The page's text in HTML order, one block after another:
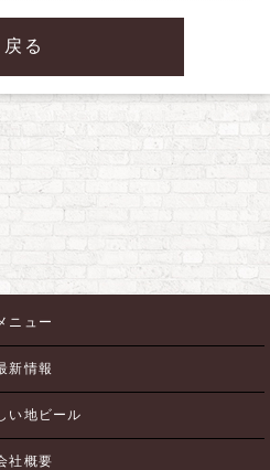
戻る
ニュー
新情報
い地ビール
社概要